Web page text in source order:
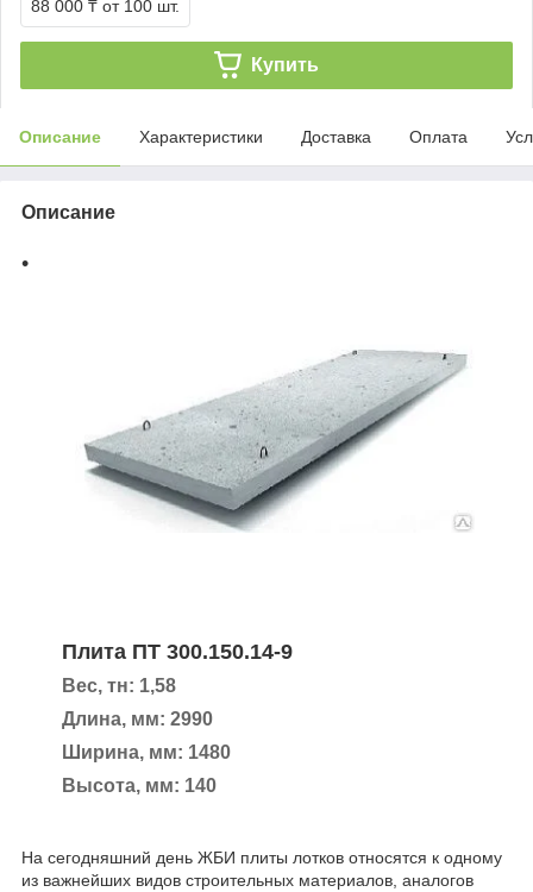
88 000 ₸ от 100 шт.
Купить
Описание Характеристики Доставка Оплата
Описание
Плита ПТ 300.150.14-9
Вес, тн: 1,58
Длина, мм: 2990
Ширина, мм: 1480
Высота, мм: 140
На сегодняшний день ЖБИ плиты лотков относятся к одному
из важнейших видов строительных материалов, аналогов